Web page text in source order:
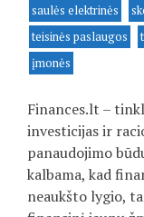
saulės elektrinės
teisinės paslaugos
įmonės
Finances.lt –
investicijas ir
panaudojimo
kalbama, kad
neaukšto lygio,